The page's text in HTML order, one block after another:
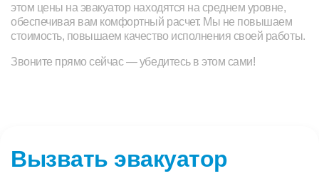
этом цены на эвакуатор находятся на среднем уровне,
обеспечивая вам комфортный расчет. Мы не повышаем
стоимость, повышаем качество исполнения своей работы.
Звоните прямо сейчас — убедитесь в этом сами!
Вызвать эвакуатор